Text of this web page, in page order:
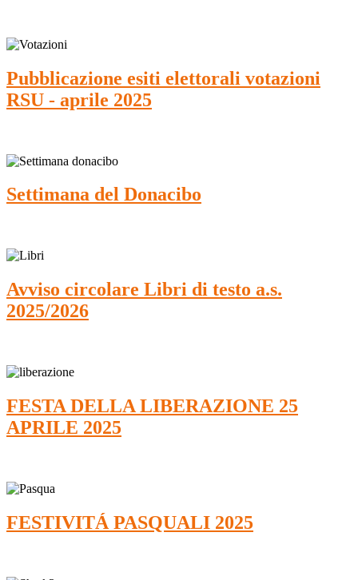
Pubblicazione esiti elettorali votazioni
RSU - aprile 2025
Settimana del Donacibo
Avviso circolare Libri di testo a.s.
2025/2026
FESTA DELLA LIBERAZIONE 25
APRILE 2025
FESTIVITÁ PASQUALI 2025